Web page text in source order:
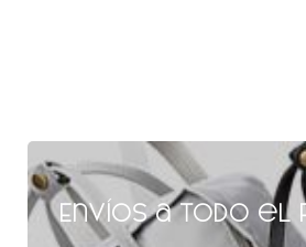
Envíos a todo el